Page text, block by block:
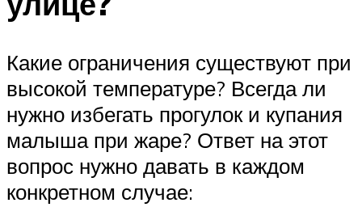
Какие ограничения существуют при
высокой температуре? Всегда ли
нужно избегать прогулок и купания
малыша при жаре? Ответ на этот
вопрос нужно давать в каждом
конкретном случае: